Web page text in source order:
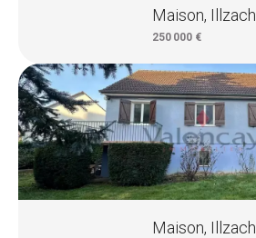
Maison, Illzach
250 000 €
Maison, Illzach